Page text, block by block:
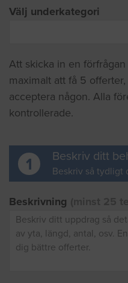
Välj underkategori
Att skicka in en förfrågan
maximalt att få 5
acceptera någon. Alla
kontrollerade.
1 Beskriv ditt
Beskriv så tydligt
Beskrivning